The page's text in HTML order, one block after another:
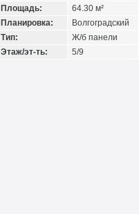
Площадь:
64.30 м²
Планировка:
Волгоградский
Тип:
Ж/б панели
Этаж/эт-ть:
5/9